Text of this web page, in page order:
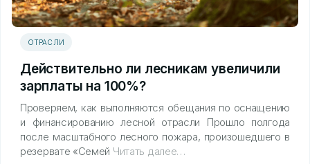
ОТРАСЛИ
Действительно ли лесникам увеличили
зарплаты на 100%?
Проверяем, как выполняются обещания по оснащению
и финансированию лесной отрасли Прошло полгода
после масштабного лесного пожара, произошедшего в
резервате «Семей Читать далее…